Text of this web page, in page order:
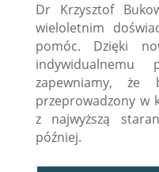
Dr Krzysztof
wieloletnim
pomóc. Dzięki
indywidualnemu
zapewniamy, że
przeprowadzony w
z najwyższą
później.